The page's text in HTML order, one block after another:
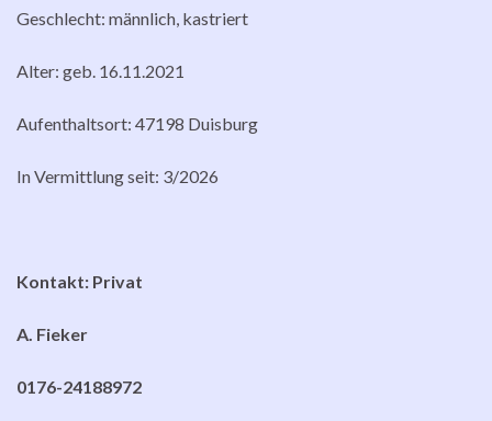
Geschlecht: männlich, kastriert
Alter: geb. 16.11.2021
Aufenthaltsort: 47198 Duisburg
In Vermittlung seit: 3/2026
Kontakt: Privat
A. Fieker
0176-24188972